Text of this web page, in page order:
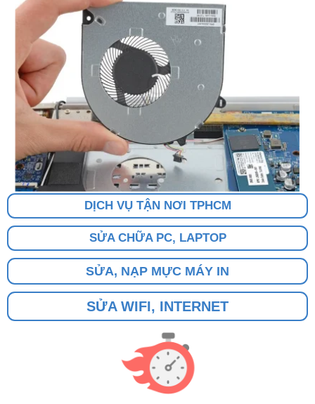
DỊCH VỤ TẬN NƠI TPHCM
SỬA CHỮA PC, LAPTOP
SỬA, NẠP MỰC MÁY IN
SỬA WIFI, INTERNET